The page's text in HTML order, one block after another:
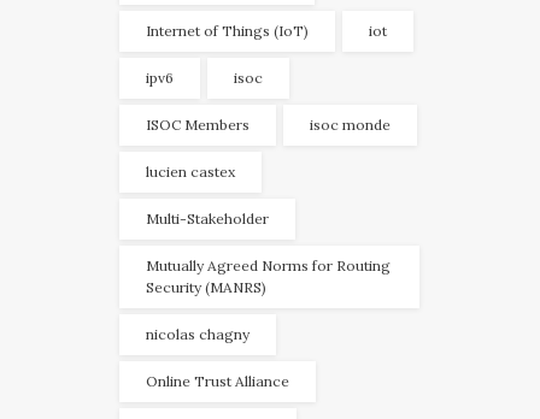
Internet of Things (IoT) iot
ipv6 isoc
ISOC Members isoc monde
lucien castex
Multi-Stakeholder
Mutually Agreed Norms for Routing
Security (MANRS)
nicolas chagny
Online Trust Alliance